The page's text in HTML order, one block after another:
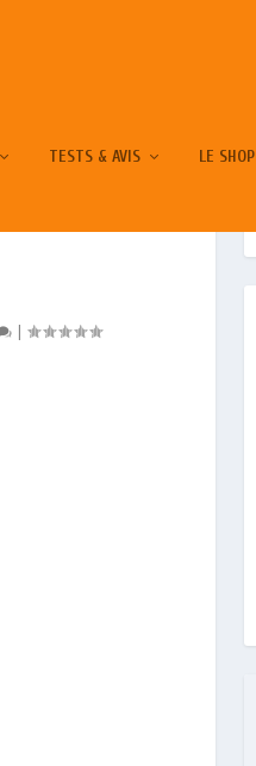
TESTS & AVIS LE SHOP
|